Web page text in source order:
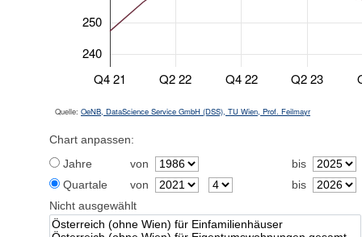
Q4 21 Q2 22 Q4 22 Q2 23
240
250
Quelle: OeNB, DataScience Service GmbH (DSS), TU Wien, Prof. Feilmayr
Chart anpassen:
Jahre
von
bis
Quartale
von
bis
Nicht ausgewählt